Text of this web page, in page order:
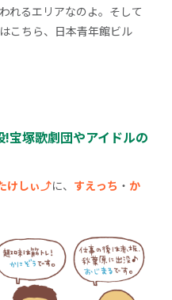
れるエリアなのよ。そして
こちら、日本青年館ビル
宝塚歌劇団やアイドルの
けしぃ⤴に、 すえっち ・ か